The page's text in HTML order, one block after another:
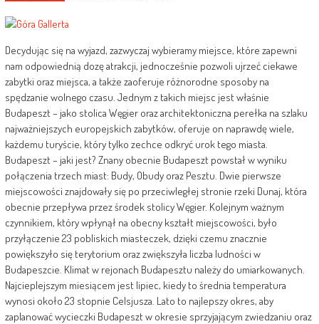
Decydując się na wyjazd, zazwyczaj wybieramy miejsce, które zapewni
nam odpowiednią dozę atrakcji, jednocześnie pozwoli ujrzeć ciekawe
zabytki oraz miejsca, a także zaoferuje różnorodne sposoby na
spędzanie wolnego czasu. Jednym z takich miejsc jest właśnie
Budapeszt – jako stolica Węgier oraz architektoniczna perełka na szlaku
najważniejszych europejskich zabytków, oferuje on naprawdę wiele,
każdemu turyście, który tylko zechce odkryć urok tego miasta.
Budapeszt – jaki jest? Znany obecnie Budapeszt powstał w wyniku
połączenia trzech miast: Budy, Obudy oraz Pesztu. Dwie pierwsze
miejscowości znajdowały się po przeciwległej stronie rzeki Dunaj, która
obecnie przepływa przez środek stolicy Węgier. Kolejnym ważnym
czynnikiem, który wpłynął na obecny kształt miejscowości, było
przyłączenie 23 pobliskich miasteczek, dzięki czemu znacznie
powiększyło się terytorium oraz zwiększyła liczba ludności w
Budapeszcie. Klimat w rejonach Budapesztu należy do umiarkowanych.
Najcieplejszym miesiącem jest lipiec, kiedy to średnia temperatura
wynosi około 23 stopnie Celsjusza. Lato to najlepszy okres, aby
zaplanować wycieczki Budapeszt w okresie sprzyjającym zwiedzaniu oraz